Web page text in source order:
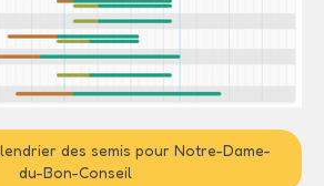
des semis pour Notre-Dame-
du-Bon-Conseil